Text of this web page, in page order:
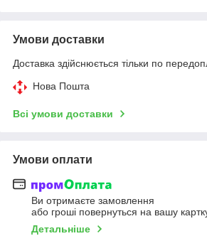
Умови доставки
Доставка здійснюється тільки по
Нова Пошта
Всі умови доставки
Умови оплати
Ви отримаєте замовлення
або гроші повернуться на вашу
Детальніше